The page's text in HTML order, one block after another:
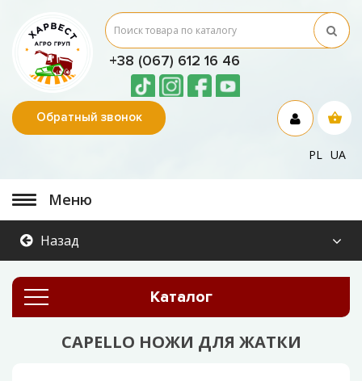
+38 (067) 612 16 46
Обратный звонок
PL UA
Меню
Назад
Каталог
CAPELLO НОЖИ ДЛЯ ЖАТКИ